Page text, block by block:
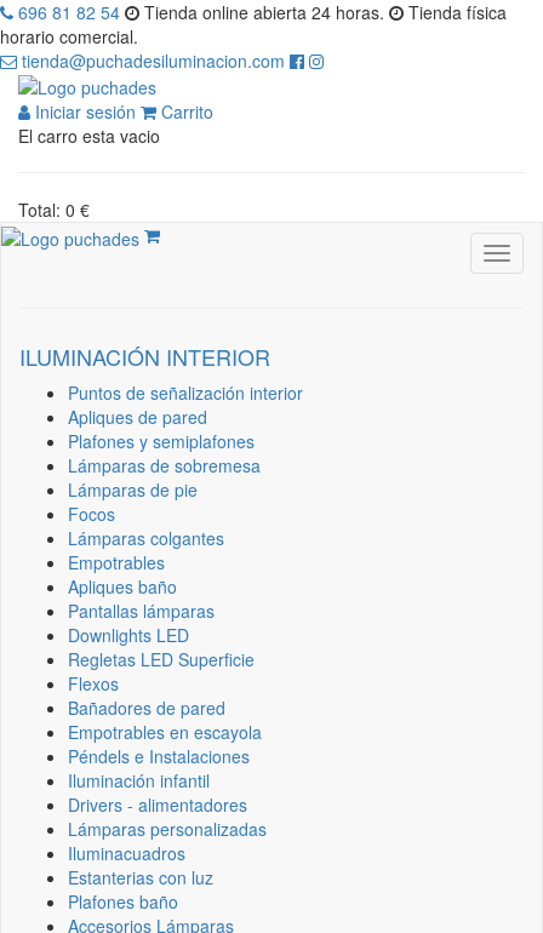
696 81 82 54 Tienda online abierta 24 horas.
Tienda física
horario comercial.
tienda@puchadesiluminacion.com
Iniciar sesión
Carrito
El carro esta vacio
Total: 0 €
ILUMINACIÓN INTERIOR
Puntos de señalización interior
Apliques de pared
Plafones y semiplafones
Lámparas de sobremesa
Lámparas de pie
Focos
Lámparas colgantes
Empotrables
Apliques baño
Pantallas lámparas
Downlights LED
Regletas LED Superficie
Flexos
Bañadores de pared
Empotrables en escayola
Péndels e Instalaciones
Iluminación infantil
Drivers - alimentadores
Lámparas personalizadas
Iluminacuadros
Estanterias con luz
Plafones baño
Accesorios Lámparas